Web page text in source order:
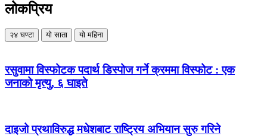
लोकप्रिय
२४ घण्टा यो साता यो महिना
रसुवामा विस्फोटक पदार्थ डिस्पोज गर्ने क्रममा विस्फोट : एक
जनाको मृत्यु, ६ घाइते
दाइजो प्रथाविरुद्ध मधेशबाट राष्ट्रिय अभियान सुरु गरिने